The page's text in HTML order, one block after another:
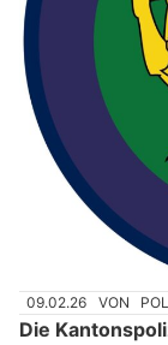
09.02.26 VON
Die